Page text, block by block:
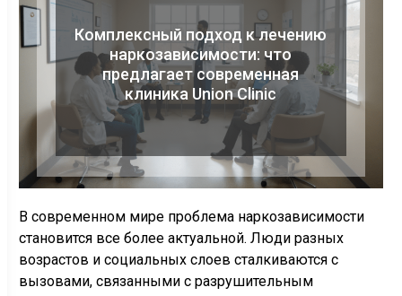
Комплексный подход к лечению
наркозависимости: что
предлагает современная
клиника Union Clinic
В современном мире проблема наркозависимости
становится все более актуальной. Люди разных
возрастов и социальных слоев сталкиваются с
вызовами, связанными с разрушительным